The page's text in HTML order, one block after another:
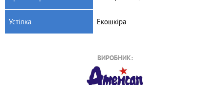
Устілка Екошкіра
ВИРОБНИК: